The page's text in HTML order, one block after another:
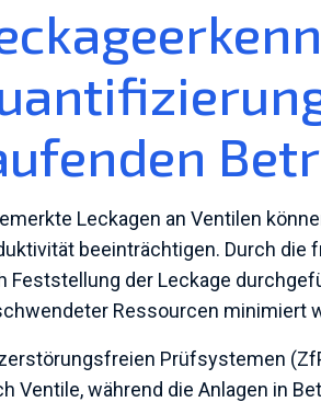
Leckagen an Ventilen
beeinträchtigen. Durch die
Feststellung der Leckage
Ressourcen minimiert
Prüfsystemen
Ventile, während die Anlagen in